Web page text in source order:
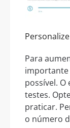
Para
possível.
testes.
praticar.
o número